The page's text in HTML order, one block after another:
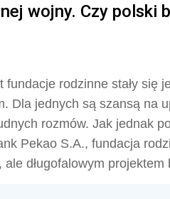
wojny. Czy polski
rodzinne stały się
Dla jednych są szansą na
rozmów. Jak jednak
Pekao S.A., fundacja
ale długofalowym